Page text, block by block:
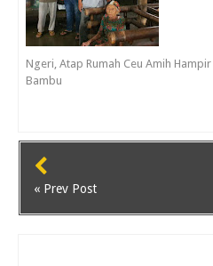
Ngeri, Atap Rumah Ceu Amih
Bambu
« Prev Post